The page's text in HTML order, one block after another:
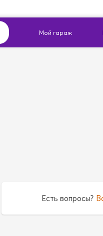
Есть вопросы?